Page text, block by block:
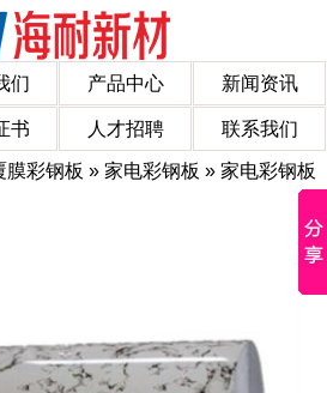
们 产品中心 新闻资讯
书 人才招聘 联系我们
膜彩钢板 » 家电彩钢板 » 家电彩钢板